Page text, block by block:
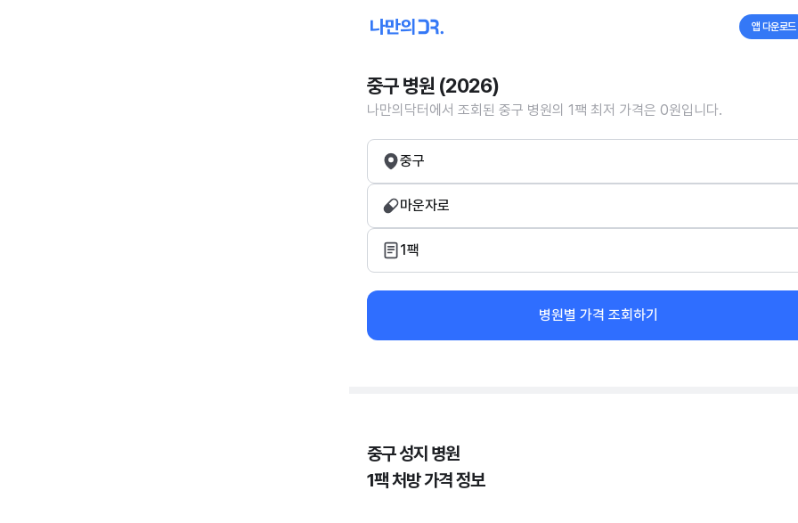
앱 다운로드
중구 병원 (2026)
나만의닥터에서 조회된 중구 병원의 1팩 최저 가격은 0원입니다.
중구
마운자로
1팩
병원별 가격 조회하기
중구 성지 병원
1팩 처방 가격 정보